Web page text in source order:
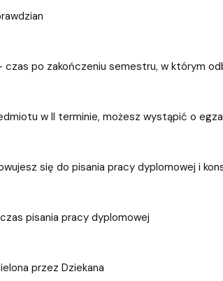
po zakończeniu semestru, w którym
w II terminie, możesz wystąpić o
się do pisania pracy dyplomowej i
pisania pracy dyplomowej
przez Dziekana